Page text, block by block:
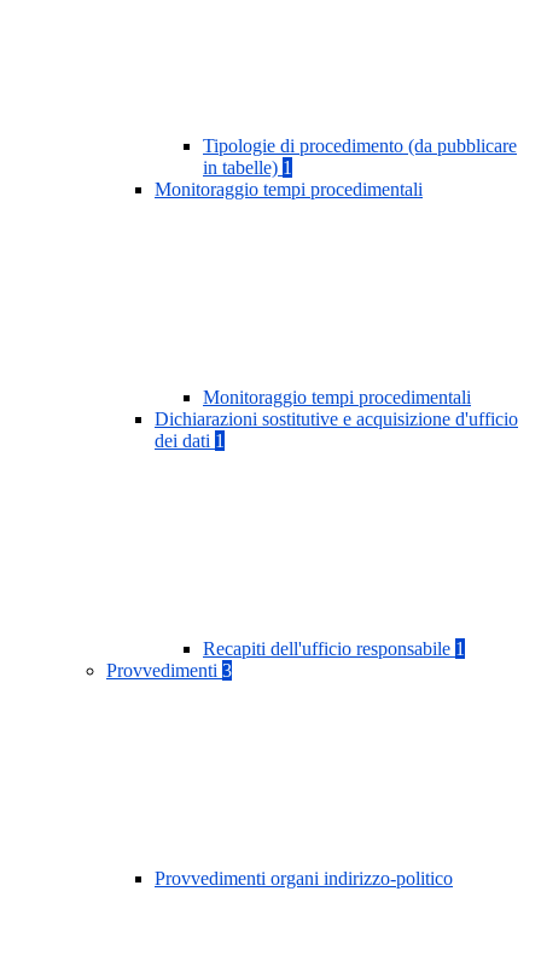
Tipologie di procedimento (da pubblicare
in tabelle) 1
Monitoraggio tempi procedimentali
Monitoraggio tempi procedimentali
Dichiarazioni sostitutive e acquisizione d'ufficio
dei dati 1
Recapiti dell'ufficio responsabile 1
Provvedimenti 3
Provvedimenti organi indirizzo-politico